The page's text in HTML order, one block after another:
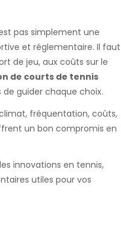
pas simplement une
et réglementaire. Il faut
de jeu, aux coûts sur le
de courts de tennis
de guider chaque choix.
fréquentation, coûts,
un bon compromis en
innovations en tennis,
utiles pour vos